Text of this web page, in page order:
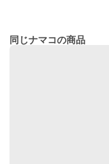
同じナマコの商品